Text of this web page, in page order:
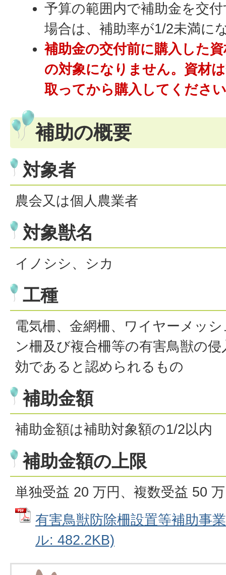
予算の範囲内で補助金を交
場合は、補助率が1/2未満に
補助金の交付前に購入した
の対象になりません。資材
取ってから購入してくださ
補助の概要
対象者
農会又は個人農業者
対象獣名
イノシシ、シカ
工種
電気柵、金網柵、ワイヤーメッ
ン柵及び複合柵等の有害鳥獣の
効であると認められるもの
補助金額
補助金額は補助対象額の1/2以内
補助金額の上限
単独受益 20 万円、複数受益 50
有害鳥獣防除柵設置等補助事
ル: 482.2KB)